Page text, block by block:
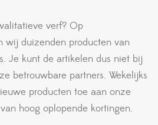
verf? Op
wij duizenden producten van
Je kunt de artikelen dus niet bij
betrouwbare partners. Wekelijks
producten toe aan onze
hoog oplopende kortingen.